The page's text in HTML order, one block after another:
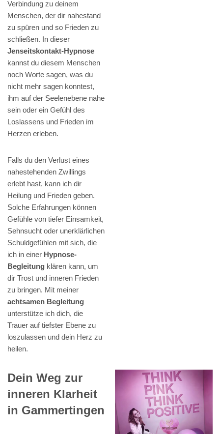
Verbindung zu deinem
Menschen, der dir nahestand
zu spüren und so Frieden zu
schließen. In dieser
Jenseitskontakt-Hypnose
kannst du diesem Menschen
noch Worte sagen, was du
nicht mehr sagen konntest,
ihm auf der Seelenebene nahe
sein oder ein Gefühl des
Loslassens und Frieden im
Herzen erleben.
Falls du den Verlust eines
nahestehenden Zwillings
erlebt hast, kann ich dir
Heilung und Frieden geben.
Solche Erfahrungen können
Gefühle von tiefer Einsamkeit,
Sehnsucht oder unerklärlichen
Schuldgefühlen mit sich, die
ich in einer Hypnose-
Begleitung klären kann, um
dir Trost und inneren Frieden
zu bringen. Mit meiner
achtsamen Begleitung
unterstütze ich dich, die
Trauer auf tiefster Ebene zu
loszulassen und dein Herz zu
heilen.
Dein Weg zur
inneren Klarheit
in Gammertingen